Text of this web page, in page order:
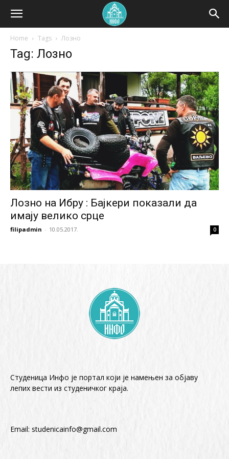
Home Tags Лозно
Tag: Лозно
Лозно на Ибру : Бајкери показали да
имају велико срце
filipadmin - 10.05.2017. 0
Студеница Инфо је портал који је намењен за објaву
лепих вести из студеничког краја.
Email: studenicainfo@gmail.com